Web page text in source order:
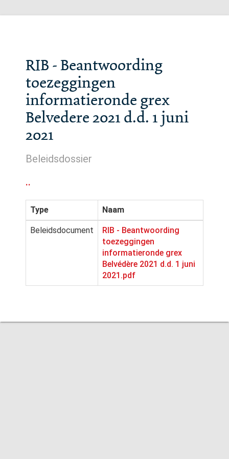
RIB - Beantwoording
toezeggingen
informatieronde grex
Belvedere 2021 d.d. 1 juni
2021
Beleidsdossier
..
Type Naam
Beleidsdocument
RIB - Beantwoording
toezeggingen
informatieronde grex
Belvédère 2021 d.d. 1 juni
2021.pdf